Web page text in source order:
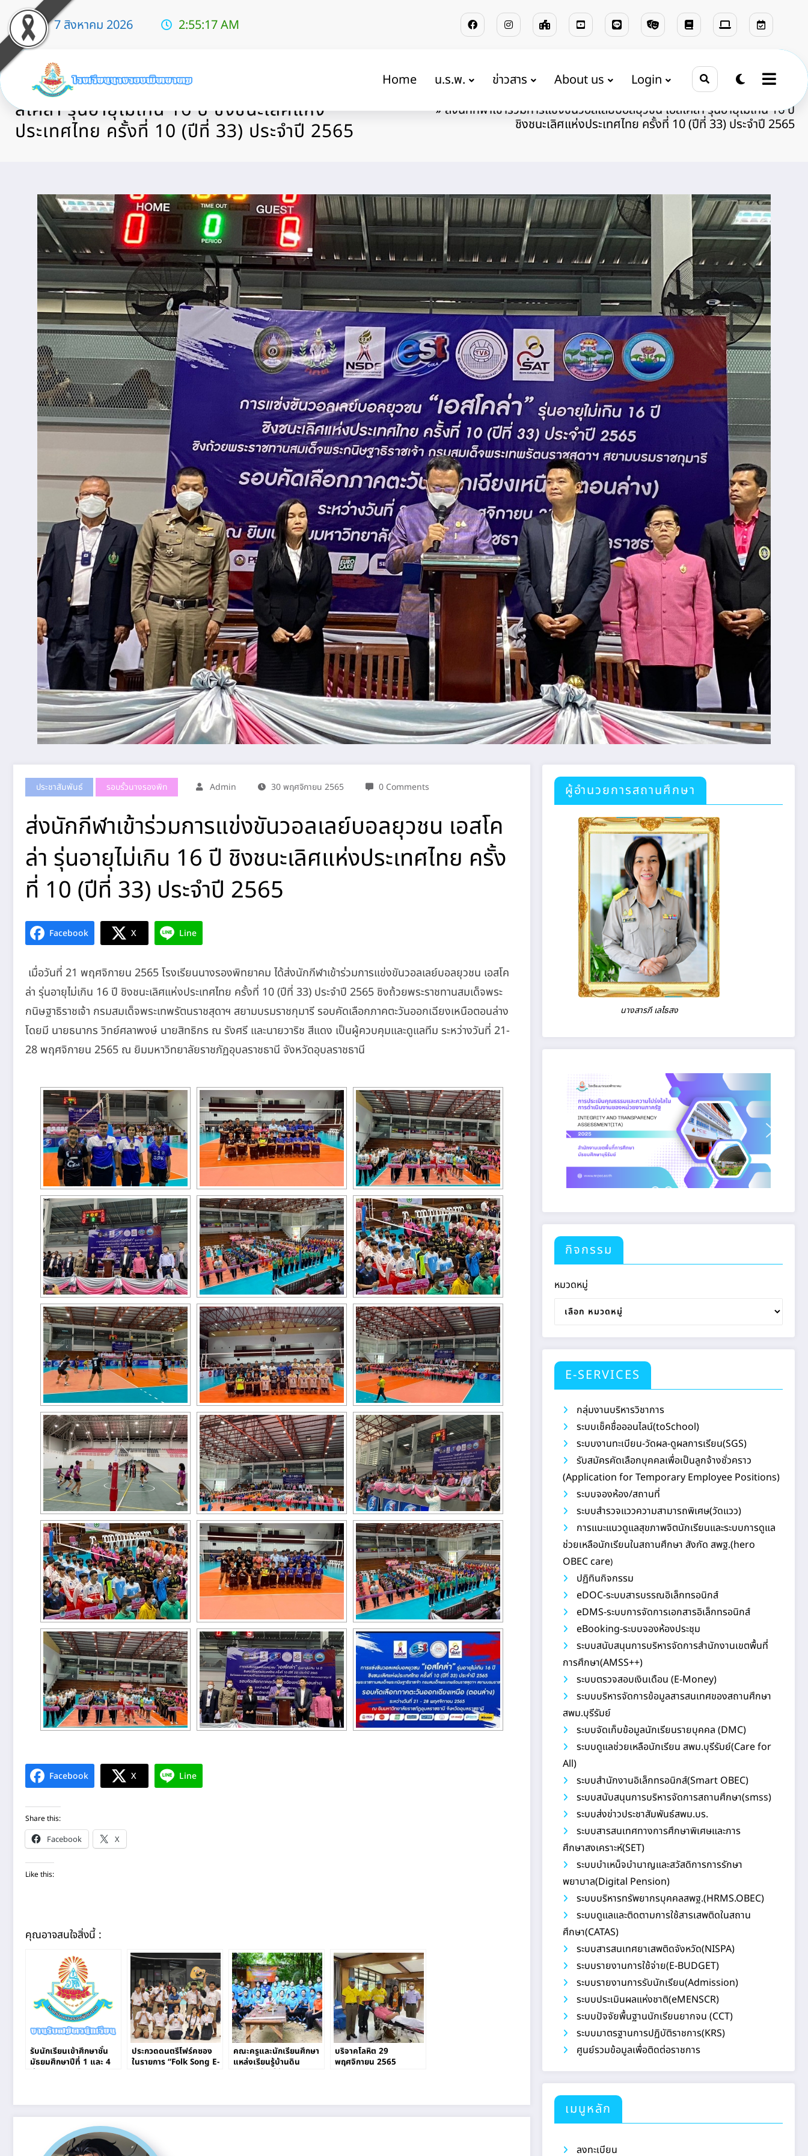
7 สิงหาคม 2026 2:55:19 AM
Home น.ร.พ. ข่าวสาร About us Login
ส่งนักกีฬาเข้าร่วมการแข่งขันวอลเลย์บอลยุวชน เอ
สโคล่า รุ่นอายุไม่เกิน 16 ปี ชิงชนะเลิศแห่ง
ประเทศไทย ครั้งที่ 10 (ปีที่ 33) ประจำปี 2565
ฝ่ายบริหารทั่วไป
ส่งนักกีฬาเข้าร่วมการแข่งขันวอลเลย์บอลยุวชน เอสโคล่า รุ่นอายุไม่เกิน 16 ปี
ชิงชนะเลิศแห่งประเทศไทย ครั้งที่ 10 (ปีที่ 33) ประจำปี 2565
ประชาสัมพันธ์ รอบรั้วนางรองพิท Admin 30 พฤศจิกายน 2565 0 Comments
ส่งนักกีฬาเข้าร่วมการแข่งขันวอลเลย์บอลยุวชน เอสโค
ล่า รุ่นอายุไม่เกิน 16 ปี ชิงชนะเลิศแห่งประเทศไทย ครั้ง
ที่ 10 (ปีที่ 33) ประจำปี 2565
Facebook X Line
เมื่อวันที่ 21 พฤศจิกายน 2565 โรงเรียนนางรองพิทยาคม ได้ส่งนักกีฬาเข้าร่วมการแข่งขันวอลเลย์บอลยุวชน เอสโค
ล่า รุ่นอายุไม่เกิน 16 ปี ชิงชนะเลิศแห่งประเทศไทย ครั้งที่ 10 (ปีที่ 33) ประจำปี 2565 ชิงถ้วยพระราชทานสมเด็จพระ
กนิษฐาธิราชเจ้า กรมสมเด็จพระเทพรัตนราชสุดาฯ สยามบรมราชกุมารี รอบคัดเลือกภาคตะวันออกเฉียงเหนือตอนล่าง
โดยมี นายธนากร วิทย์ศลาพงษ์ นายสิทธิกร ณ รังศรี และนายวาริช สีแดง เป็นผู้ควบคุมและดูแลทีม ระหว่างวันที่ 21-
28 พฤศจิกายน 2565 ณ ยิมมหาวิทยาลัยราชภัฏอุบลราชธานี จังหวัดอุบลราชธานี
Facebook X Line
Share this:
Facebook
X
Like this:
คุณอาจสนใจสิ่งนี้ :
รับนักเรียนเข้าศึกษาชั้น
มัธยมศึกษาปีที่ 1 และ 4
ประกวดดนตรีโฟร์คซอง
ในรายการ “Folk Song E-
คณะครูและนักเรียนศึกษา
แหล่งเรียนรู้บ้านดิน
บริจาคโลหิต 29
พฤศจิกายน 2565
ผู้อำนวยการสถานศึกษา
นางสารภี เลไธสง
กิจกรรม
หมวดหมู่
E-SERVICES
กลุ่มงานบริหารวิชาการ
ระบบเช็คชื่อออนไลน์(toSchool)
ระบบงานทะเบียน-วัดผล-ดูผลการเรียน(SGS)
รับสมัครคัดเลือกบุคคลเพื่อเป็นลูกจ้างชั่วคราว
(Application for Temporary Employee Positions)
ระบบจองห้อง/สถานที่
ระบบสำรวจแววความสามารถพิเศษ(วัดแวว)
การแนะแนวดูแลสุขภาพจิตนักเรียนและระบบการดูแล
ช่วยเหลือนักเรียนในสถานศึกษา สังกัด สพฐ.(hero
OBEC care)
ปฏิทินกิจกรรม
eDOC-ระบบสารบรรณอิเล็กทรอนิกส์
eDMS-ระบบการจัดการเอกสารอิเล็กทรอนิกส์
eBooking-ระบบจองห้องประชุม
ระบบสนับสนุนการบริหารจัดการสำนักงานเขตพื้นที่
การศึกษา(AMSS++)
ระบบตรวจสอบเงินเดือน (E-Money)
ระบบบริหารจัดการข้อมูลสารสนเทศของสถานศึกษา
สพม.บุรีรัมย์
ระบบจัดเก็บข้อมูลนักเรียนรายบุคคล (DMC)
ระบบดูแลช่วยเหลือนักเรียน สพม.บุรีรัมย์(Care for
All)
ระบบสำนักงานอิเล็กทรอนิกส์(Smart OBEC)
ระบบสนับสนุนการบริหารจัดการสถานศึกษา(smss)
ระบบส่งข่าวประชาสัมพันธ์สพม.บร.
ระบบสารสนเทศทางการศึกษาพิเศษและการ
ศึกษาสงเคราะห์(SET)
ระบบบำเหน็จบำนาญและสวัสดิการการรักษา
พยาบาล(Digital Pension)
ระบบบริหารทรัพยากรบุคคลสพฐ.(HRMS.OBEC)
ระบบดูแลและติดตามการใช้สารเสพติดในสถาน
ศึกษา(CATAS)
ระบบสารสนเทศยาเสพติดจังหวัด(NISPA)
ระบบรายงานการใช้จ่าย(E-BUDGET)
ระบบรายงานการรับนักเรียน(Admission)
ระบบประเมินผลแห่งชาติ(eMENSCR)
ระบบปัจจัยพื้นฐานนักเรียนยากจน (CCT)
ระบบมาตรฐานการปฏิบัติราชการ(KRS)
ศูนย์รวมข้อมูลเพื่อติดต่อราชการ
เมนูหลัก
ลงทะเบียน